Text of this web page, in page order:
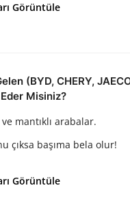
Görüntüle
(BYD, CHERY,
Misiniz?
mantıklı arabalar.
çıksa başıma bela olur!
Görüntüle